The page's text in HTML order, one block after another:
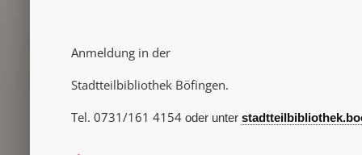
Anmeldung in der
Stadtteilbibliothek Böfingen.
Tel. 0731/161 4154 oder unter